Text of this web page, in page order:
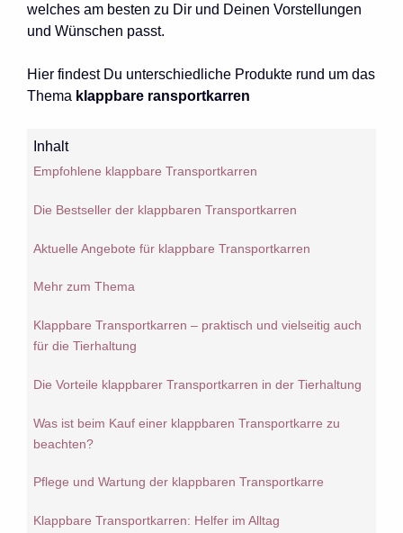
welches am besten zu Dir und Deinen Vorstellungen
und Wünschen passt.
Hier findest Du unterschiedliche Produkte rund um das
Thema klappbare ransportkarren
Inhalt
Empfohlene klappbare Transportkarren
Die Bestseller der klappbaren Transportkarren
Aktuelle Angebote für klappbare Transportkarren
Mehr zum Thema
Klappbare Transportkarren – praktisch und vielseitig auch
für die Tierhaltung
Die Vorteile klappbarer Transportkarren in der Tierhaltung
Was ist beim Kauf einer klappbaren Transportkarre zu
beachten?
Pflege und Wartung der klappbaren Transportkarre
Klappbare Transportkarren: Helfer im Alltag